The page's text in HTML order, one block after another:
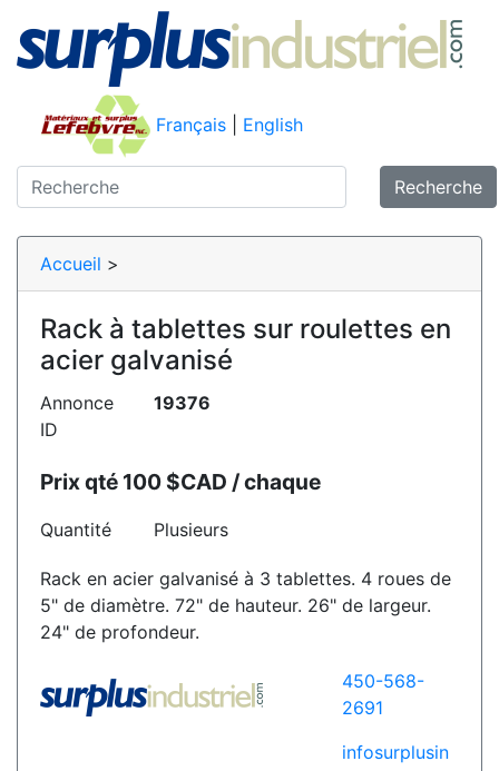
Français English
Recherche
Accueil >
Rack à tablettes sur roulettes en
acier galvanisé
Annonce
ID
19376
Prix qté 100 $CAD / chaque
Quantité Plusieurs
Rack en acier galvanisé à 3 tablettes. 4 roues de
5" de diamètre. 72" de hauteur. 26" de largeur.
24" de profondeur.
450-568-
2691
infosurplusin